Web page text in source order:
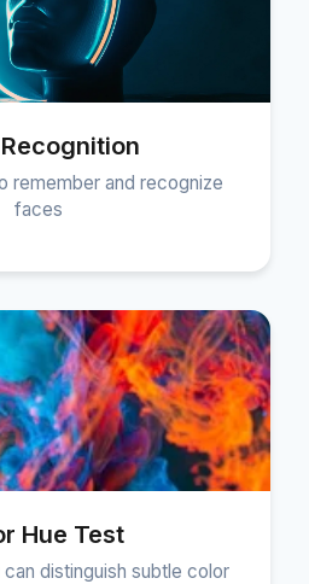
remember and recognize
faces
Hue Test
distinguish subtle color